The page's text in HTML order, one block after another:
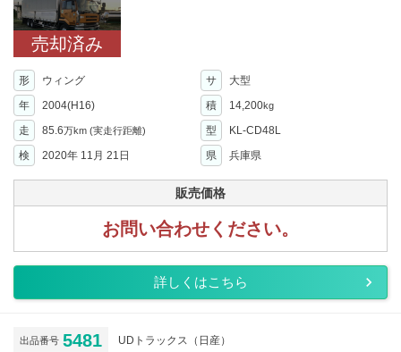
売却済み
形 ウィング サ
大型
年
2004(H16) 積 14,200kg
走 85.6万km (実走行距離) 型
KL-CD48L
検
2020年 11月 21日 県 兵庫県
販売価格
お問い合わせください。
詳しくはこちら
出品番号 5481 UDトラックス（日産）